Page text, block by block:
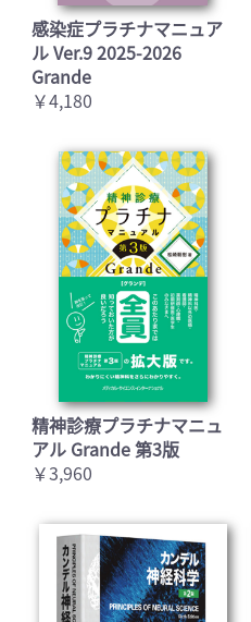
感染症プラチナマニュア
ル Ver.9 2025-2026
Grande
￥4,180
精神診療プラチナマニュ
アル Grande 第3版
￥3,960